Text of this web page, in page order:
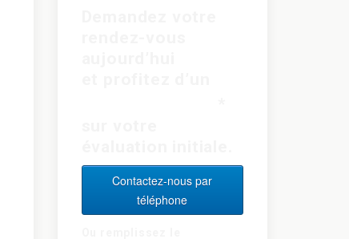
Contactez-nous par
téléphone